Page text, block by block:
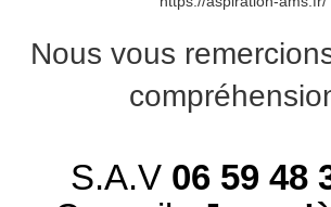
Nous vous
S.A.V 06 59 48